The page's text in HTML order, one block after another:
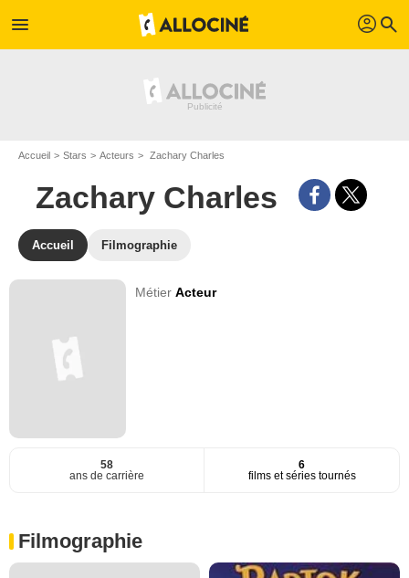
menu profil search
Accueil Stars Acteurs Zachary Charles
Zachary Charles
Accueil Filmographie
MétierActeur
58
ans de carrière
6
films et séries tournés
Filmographie